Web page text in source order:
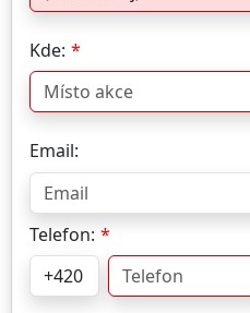
Kde:
Email:
Telefon: